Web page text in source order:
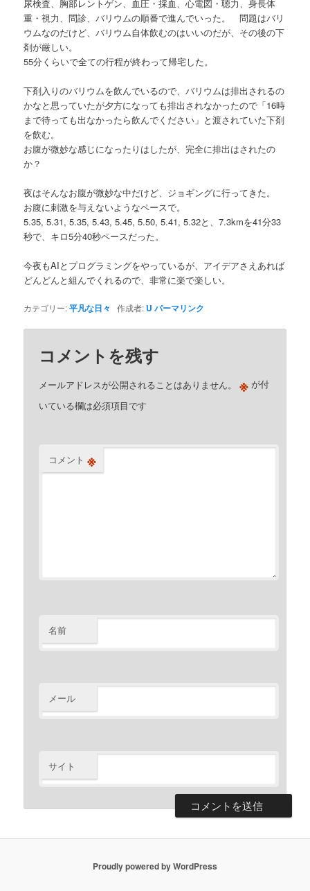
尿検査、胸部レントゲン、血圧・採血、心電図・聴力、身長体
重・視力、問診、バリウムの順番で進んでいった。 問題はバリ
ウムなのだけど、バリウム自体飲むのはいいのだが、その後の下
剤が厳しい。
55分くらいで全ての行程が終わって帰宅した。
下剤入りのバリウムを飲んでいるので、バリウムは排出されるの
かなと思っていたが夕方になっても排出されなかったので「16時
まで待っても出なかったら飲んでください」と渡されていた下剤
を飲む。
お腹が微妙な感じになったりはしたが、完全に排出はされたの
か？
夜はそんなお腹が微妙な中だけど、ジョギングに行ってきた。
お腹に刺激を与えないようなペースで。
5.35, 5.31, 5.35, 5.43, 5.45, 5.50, 5.41, 5.32と、7.3kmを41分33
秒で、キロ5分40秒ペースだった。
今夜もAIとプログラミングをやっているが、アイデアさえあれば
どんどんと組んでくれるので、非常に楽で楽しい。
カテゴリー:平凡な日々 作成者: U パーマリンク
コメントを残す
メールアドレスが公開されることはありません。 ※ が付
いている欄は必須項目です
コメント ※
名前
メール
サイト
Proudly powered by WordPress